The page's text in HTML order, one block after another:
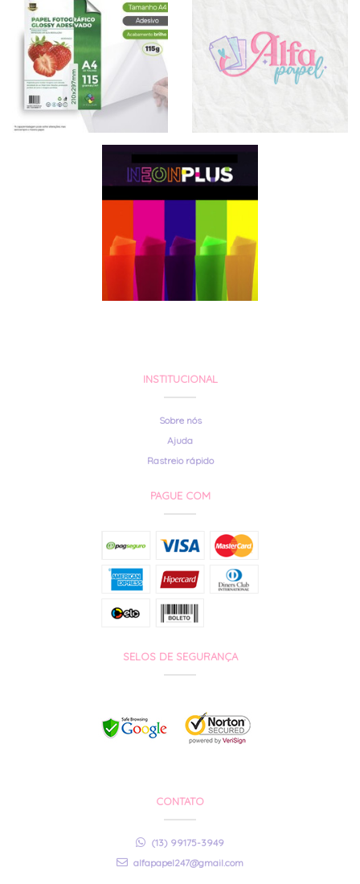
INSTITUCIONAL
Sobre nós
Ajuda
Rastreio rápido
PAGUE COM
SELOS DE SEGURANÇA
CONTATO
(13) 99175-3949
alfapapel247@gmail.com